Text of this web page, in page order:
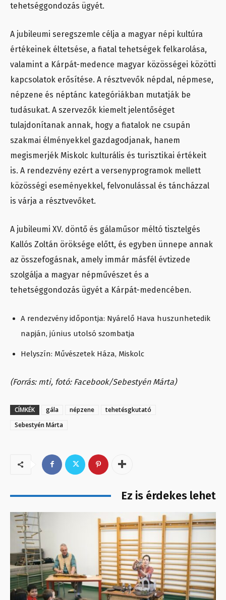
tehetséggondozás ügyét.
A jubileumi seregszemle célja a magyar népi kultúra
értékeinek éltetsése, a fiatal tehetségek felkarolása,
valamint a Kárpát-medence magyar közösségei közötti
kapcsolatok erősítése. A résztvevők népdal, népmese,
népzene és néptánc kategóriákban mutatják be
tudásukat. A szervezők kiemelt jelentőséget
tulajdonítanak annak, hogy a fiatalok ne csupán
szakmai élményekkel gazdagodjanak, hanem
megismerjék Miskolc kulturális és turisztikai értékeit
is. A rendezvény ezért a versenyprogramok mellett
közösségi eseményekkel, felvonulással és táncházzal
is várja a résztvevőket.
A jubileumi XV. döntő és gálaműsor méltó tisztelgés
Kallós Zoltán öröksége előtt, és egyben ünnepe annak
az összefogásnak, amely immár másfél évtizede
szolgálja a magyar népművészet és a
tehetséggondozás ügyét a Kárpát-medencében.
A rendezvény időpontja: Nyárelő Hava huszunhetedik
napján, június utolsó szombatja
Helyszín: Művészetek Háza, Miskolc
(Forrás: mti, fotó: Facebook/Sebestyén Márta)
CÍMKÉK gála népzene
tehetésgkutató
Sebestyén Márta
Ez is érdekes lehet